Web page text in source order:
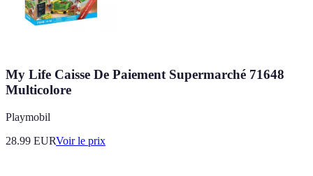
My Life Caisse De Paiement Supermarché 71648
Multicolore
Playmobil
28.99 EURVoir le prix